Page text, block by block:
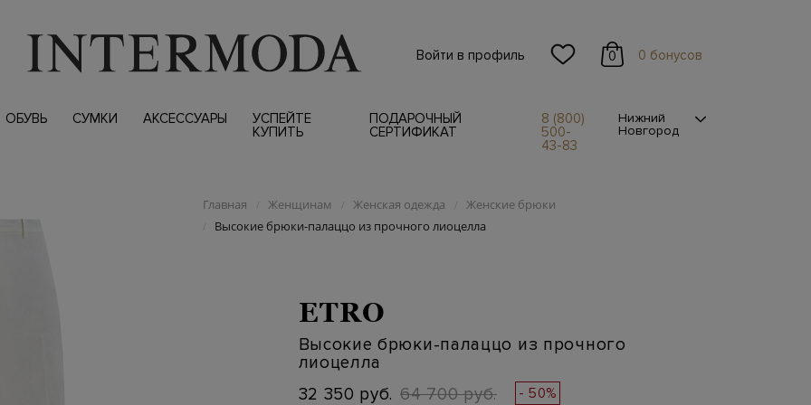
Войти в профиль 0 0 бонусов
ОБУВЬ СУМКИ АКСЕССУАРЫ
УСПЕЙТЕ
КУПИТЬ
ПОДАРОЧНЫЙ
СЕРТИФИКАТ
8 (800)
500-
43-83
Нижний
Новгород
Главная / Женщинам / Женская одежда / Женские брюки
/ Высокие брюки-палаццо из прочного лиоцелла
ETRO
Высокие брюки-палаццо из прочного
лиоцелла
32 350 руб. 64 700 руб. - 50%